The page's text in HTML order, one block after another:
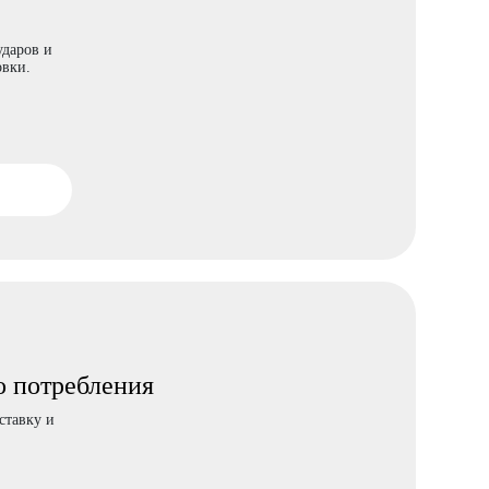
и
потребления
и